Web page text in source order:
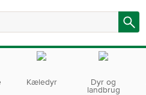
Kæledyr Dyr og
landbrug